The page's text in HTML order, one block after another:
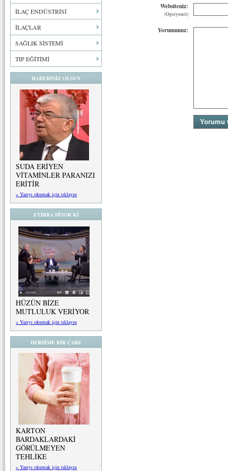
İLAÇ ENDÜSTRİSİ
İLAÇLAR
SAĞLIK SİSTEMİ
TIP EĞİTİMİ
HABERİNİZ OLSUN
SUDA ERİYEN
VİTAMİNLER PARANIZI
ERİTİR
» Yazıyı okumak için tıklayın
ETİBBA DİYOR Kİ
HÜZÜN BİZE
MUTLULUK VERİYOR
» Yazıyı okumak için tıklayın
DERDİME BİR ÇARE
KARTON
BARDAKLARDAKİ
GÖRÜLMEYEN
TEHLİKE
» Yazıyı okumak için tıklayın
Websiteniz:
(Opsiyonel)
Yorumunuz: